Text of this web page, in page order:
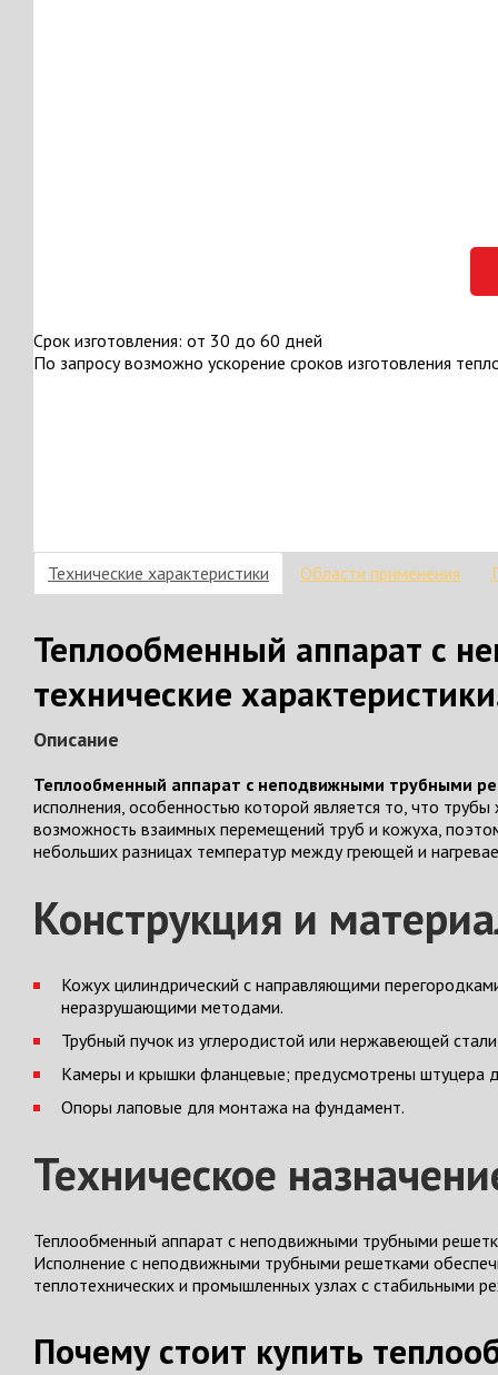
Срок изготовления: от 30 до 60 дней
По запросу возможно ускорение сроков изготовления
Технические характеристики Области применения
Теплообменный аппарат с
технические
Описание
Теплообменный аппарат с неподвижными трубными
исполнения, особенностью которой является то, что
возможность взаимных перемещений труб и кожуха,
небольших разницах температур между греющей и
Конструкция и
Кожух цилиндрический с направляющими
неразрушающими методами.
Трубный пучок из углеродистой или нержавеющей
Камеры и крышки фланцевые; предусмотрены
Опоры лаповые для монтажа на фундамент.
Техническое
Теплообменный аппарат с неподвижными трубными
Исполнение с неподвижными трубными решетками
теплотехнических и промышленных узлах с стабильными
Почему стоит купить